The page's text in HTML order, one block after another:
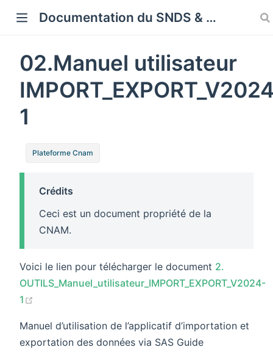
Documentation du SNDS & SNDS OMOP
02.Manuel utilisateur
1
Plateforme Cnam
Crédits
Ceci est un document propriété de la
CNAM.
Voici le lien pour télécharger le document 2.
OUTILS_Manuel_utilisateur_IMPORT_EXPORT_V2024-
1
Manuel d’utilisation de l’applicatif d’importation et
exportation des données via SAS Guide